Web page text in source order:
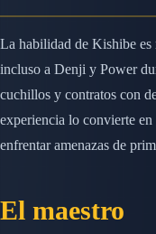
La habilidad de Kishibe es
incluso a Denji y Power
cuchillos y contratos con
experiencia lo convierte en
enfrentar amenazas de
El maestro